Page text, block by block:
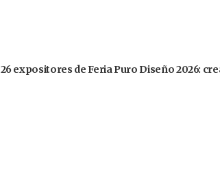
26 expositores de Feria Puro Diseño 2026: